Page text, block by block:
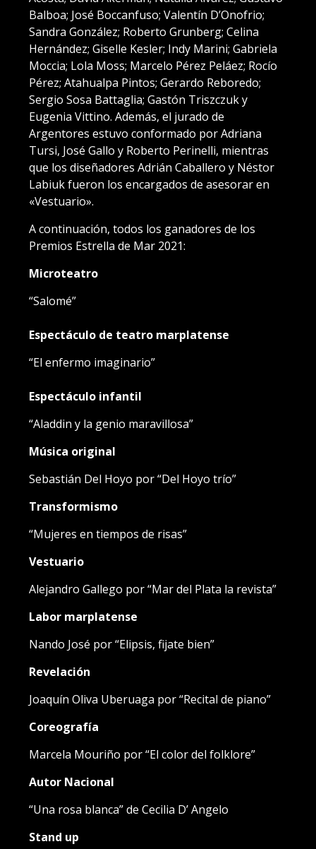
Balboa; José Boccanfuso; Valentín D’Onofrio;
Sandra González; Roberto Grunberg; Celina
Hernández; Giselle Kesler; Indy Marini; Gabriela
Moccia; Lola Moss; Marcelo Pérez Peláez; Rocío
Pérez; Atahualpa Pintos; Gerardo Reboredo;
Sergio Sosa Battaglia; Gastón Triszczuk y
Eugenia Vittino. Además, el jurado de
Argentores estuvo conformado por Adriana
Tursi, José Gallo y Roberto Perinelli, mientras
que los diseñadores Adrián Caballero y Néstor
Labiuk fueron los encargados de asesorar en
«Vestuario».
A continuación, todos los ganadores de los
Premios Estrella de Mar 2021:
Microteatro
“Salomé”
Espectáculo de teatro marplatense
“El enfermo imaginario”
Espectáculo infantil
“Aladdin y la genio maravillosa”
Música original
Sebastián Del Hoyo por “Del Hoyo trío”
Transformismo
“Mujeres en tiempos de risas”
Vestuario
Alejandro Gallego por “Mar del Plata la revista”
Labor marplatense
Nando José por “Elipsis, fijate bien”
Revelación
Joaquín Oliva Uberuaga por “Recital de piano”
Coreografía
Marcela Mouriño por “El color del folklore”
Autor Nacional
“Una rosa blanca” de Cecilia D’ Angelo
Stand up